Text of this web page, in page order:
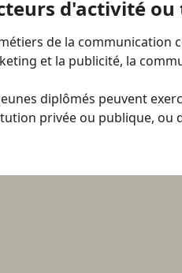
d'activité
de la communication
et la publicité, la
diplômés peuvent
privée ou publique, ou